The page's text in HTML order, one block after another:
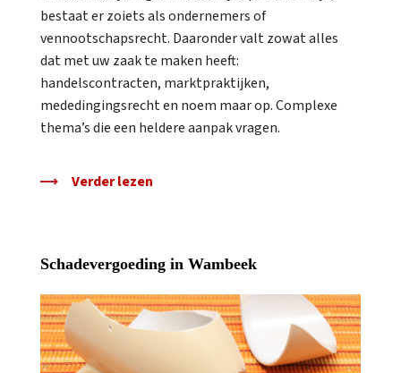
bestaat er zoiets als ondernemers of
vennootschapsrecht. Daaronder valt zowat alles
dat met uw zaak te maken heeft:
handelscontracten, marktpraktijken,
mededingingsrecht en noem maar op. Complexe
thema’s die een heldere aanpak vragen.
Verder lezen
Schadevergoeding in Wambeek